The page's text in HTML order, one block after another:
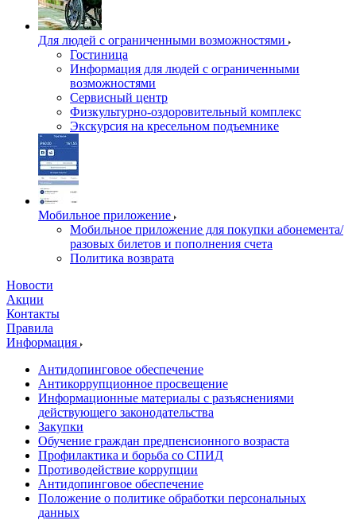
Для людей с ограниченными возможностями
Гостиница
Информация для людей с ограниченными
возможностями
Сервисный центр
Физкультурно-оздоровительный комплекс
Экскурсия на кресельном подъемнике
Мобильное приложение
Мобильное приложение для покупки абонемента/
разовых билетов и пополнения счета
Политика возврата
Новости
Акции
Контакты
Правила
Информация
Антидопинговое обеспечение
Антикоррупционное просвещение
Информационные материалы с разъяснениями
действующего законодательства
Закупки
Обучение граждан предпенсионного возраста
Профилактика и борьба со СПИД
Противодействие коррупции
Антидопинговое обеспечение
Положение о политике обработки персональных
данных